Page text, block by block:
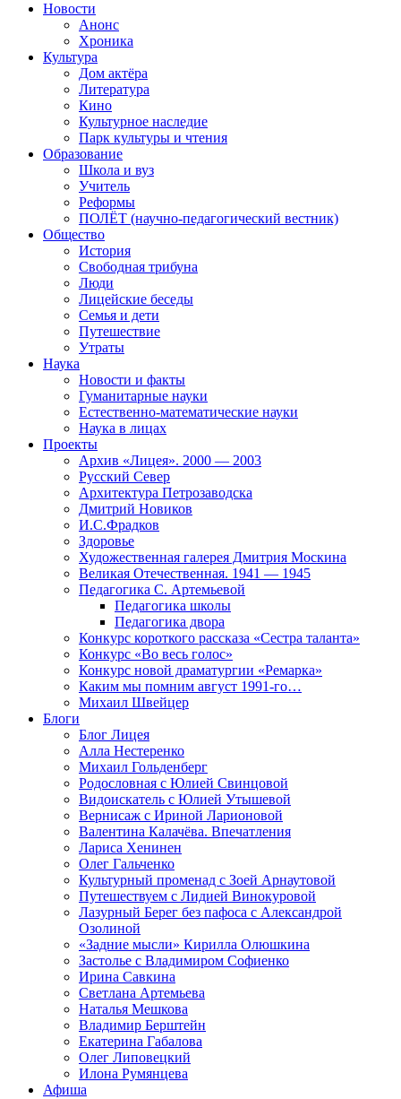
Новости
Анонс
Хроника
Культура
Дом актёра
Литература
Кино
Культурное наследие
Парк культуры и чтения
Образование
Школа и вуз
Учитель
Реформы
ПОЛЁТ (научно-педагогический вестник)
Общество
История
Свободная трибуна
Люди
Лицейские беседы
Семья и дети
Путешествие
Утраты
Наука
Новости и факты
Гуманитарные науки
Естественно-математические науки
Наука в лицах
Проекты
Архив «Лицея». 2000 — 2003
Русский Север
Архитектура Петрозаводска
Дмитрий Новиков
И.С.Фрадков
Здоровье
Художественная галерея Дмитрия Москина
Великая Отечественная. 1941 — 1945
Педагогика С. Артемьевой
Педагогика школы
Педагогика двора
Конкурс короткого рассказа «Сестра таланта»
Конкурс «Во весь голос»
Конкурс новой драматургии «Ремарка»
Каким мы помним август 1991-го…
Михаил Швейцер
Блоги
Блог Лицея
Алла Нестеренко
Михаил Гольденберг
Родословная с Юлией Свинцовой
Видоискатель с Юлией Утышевой
Вернисаж с Ириной Ларионовой
Валентина Калачёва. Впечатления
Лариса Хенинен
Олег Гальченко
Культурный променад с Зоей Арнаутовой
Путешествуем с Лидией Винокуровой
Лазурный Берег без пафоса с Александрой
Озолиной
«Задние мысли» Кирилла Олюшкина
Застолье с Владимиром Софиенко
Ирина Савкина
Светлана Артемьева
Наталья Мешкова
Владимир Берштейн
Екатерина Габалова
Олег Липовецкий
Илона Румянцева
Афиша